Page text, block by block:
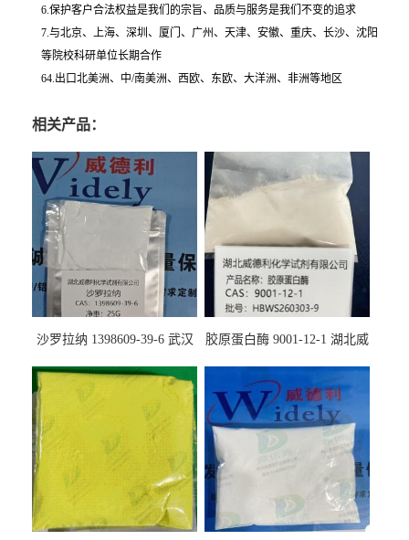
6.保护客户合法权益是我们的宗旨、品质与服务是我们不变的追求
7.与北京、上海、深圳、厦门、广州、天津、安徽、重庆、长沙、沈阳
等院校科研单位长期合作
64.出口北美洲、中/南美洲、西欧、东欧、大洋洲、非洲等地区
相关产品：
沙罗拉纳 1398609-39-6 武汉
胶原蛋白酶 9001-12-1 湖北威